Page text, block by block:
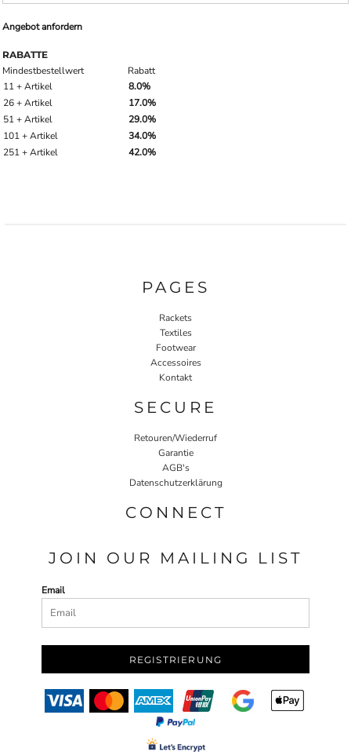
Angebot anfordern
RABATTE
Mindestbestellwert
Rabatt
11 + Artikel
8.0%
26 + Artikel
17.0%
51 + Artikel
29.0%
101 + Artikel
34.0%
251 + Artikel
42.0%
PAGES
Rackets
Textiles
Footwear
Accessoires
Kontakt
SECURE
Retouren/Wiederruf
Garantie
AGB's
Datenschutzerklärung
CONNECT
JOIN OUR MAILING LIST
Email
REGISTRIERUNG